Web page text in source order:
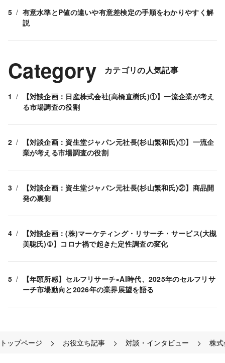
有意水準とP値の違いや有意差検定の手順をわかりやすく解
説
Category カテゴリの人気記事
【対談企画：日産株式会社(高橋直樹氏)①】一流企業が考え
る市場調査の役割
【対談企画：資生堂ジャパン元社長(杉山繁和氏)①】一流企
業が考える市場調査の役割
【対談企画：資生堂ジャパン元社長(杉山繁和氏)②】商品開
発の裏側
【対談企画：(株)マーケティング・リサーチ・サービス(大槻
美聡氏)①】コロナ禍で起きた定性調査の変化
【年頭所感】セルフリサーチ×AI時代、2025年のセルフリサ
ーチ市場動向と2026年の業界展望を語る
トップページ お役立ち記事 対談・インタビュー 株